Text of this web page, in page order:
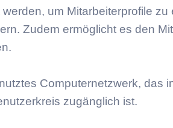
um Mitarbeiterprofile zu
Zudem ermöglicht es den
Computernetzwerk, das
zugänglich ist.